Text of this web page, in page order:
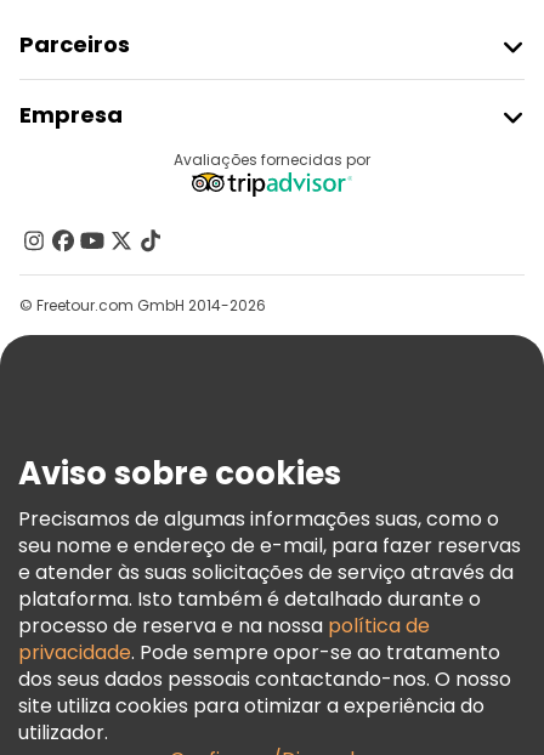
Parceiros
Registo Do Fornecedor
Programa De Afiliados
Empresa
Contacte-Nos
Grupos
Ajuda
Termos E Informações Legais
Política De Cookies
Freetour Prémios
Programa De Fidelidade
Avaliações fornecidas por
© Freetour.com GmbH 2014-2026
Aviso sobre cookies
Precisamos de algumas informações suas, como o
seu nome e endereço de e-mail, para fazer reservas
e atender às suas solicitações de serviço através da
plataforma. Isto também é detalhado durante o
processo de reserva e na nossa política de
privacidade. Pode sempre opor-se ao tratamento
dos seus dados pessoais contactando-nos. O nosso
site utiliza cookies para otimizar a experiência do
utilizador.